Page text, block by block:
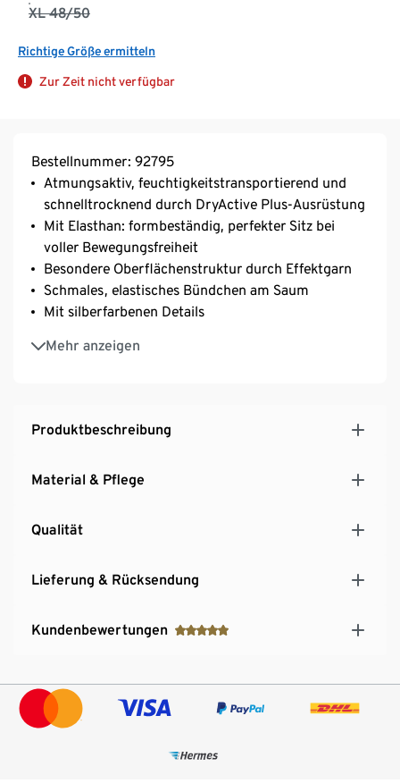
XL 48/50
Richtige Größe ermitteln
Zur Zeit nicht verfügbar
Bestellnummer: 92795
Atmungsaktiv, feuchtigkeitstransportierend und
schnelltrocknend durch DryActive Plus-Ausrüstung
Mit Elasthan: formbeständig, perfekter Sitz bei
voller Bewegungsfreiheit
Besondere Oberflächenstruktur durch Effektgarn
Schmales, elastisches Bündchen am Saum
Mit silberfarbenen Details
Mehr anzeigen
Dekorative Naht am Halsausschnitt
Überschnittene Schultern
Produktbeschreibung
Material & Pflege
Qualität
Lieferung & Rücksendung
Kundenbewertungen